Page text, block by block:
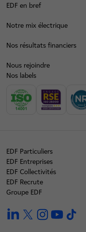
EDF en bref
Notre mix électrique
Nos résultats financiers
Nous rejoindre
Nos labels
EDF Particuliers
EDF Entreprises
EDF Collectivités
EDF Recrute
Groupe EDF
linkedintwitterinstagramyoutube